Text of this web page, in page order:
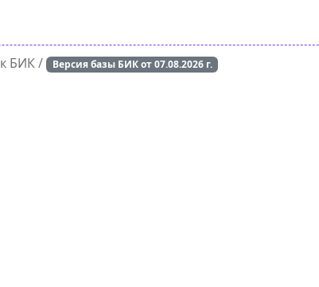
БИК / Версия базы БИК от07.08.2026г.